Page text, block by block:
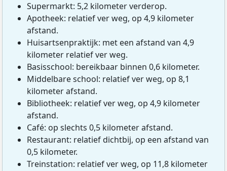
Supermarkt: 5,2 kilometer verderop.
Apotheek: relatief ver weg, op 4,9 kilometer
afstand.
Huisartsenpraktijk: met een afstand van 4,9
kilometer relatief ver weg.
Basisschool: bereikbaar binnen 0,6 kilometer.
Middelbare school: relatief ver weg, op 8,1
kilometer afstand.
Bibliotheek: relatief ver weg, op 4,9 kilometer
afstand.
Café: op slechts 0,5 kilometer afstand.
Restaurant: relatief dichtbij, op een afstand van
0,5 kilometer.
Treinstation: relatief ver weg, op 11,8 kilometer